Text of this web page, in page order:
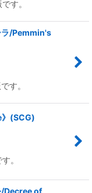
す。
ラ/Pemmin's
す。
(SCG)
。
Decree of